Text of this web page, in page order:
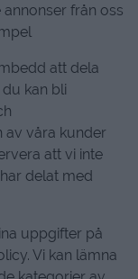
från oss
att dela
kan bli
av våra kunder
att vi inte
delat med
uppgifter på
Vi kan lämna